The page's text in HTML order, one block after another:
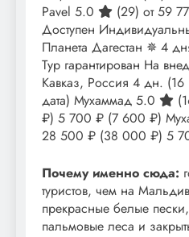
Pavel 5.0
(29) от 59
Доступен
Планета Дагестан ✵ 4
Тур гарантирован На
Кавказ, Россия 4 дн.
дата) Мухаммад 5.0
₽) 5 700 ₽ (7 600 ₽)
28 500 ₽ (38 000 ₽) 5
Почему именно сюда:
туристов, чем на
прекрасные белые
пальмовые леса и